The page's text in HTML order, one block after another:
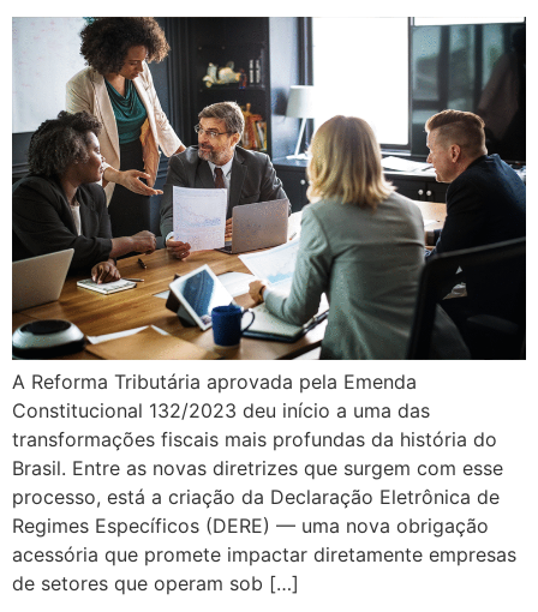
A Reforma Tributária aprovada pela Emenda
Constitucional 132/2023 deu início a uma das
transformações fiscais mais profundas da história do
Brasil. Entre as novas diretrizes que surgem com esse
processo, está a criação da Declaração Eletrônica de
Regimes Específicos (DERE) — uma nova obrigação
acessória que promete impactar diretamente empresas
de setores que operam sob […]